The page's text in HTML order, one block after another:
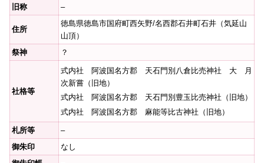
旧称
–
住所
徳島県徳島市国府町西矢野/名西郡石井町石井（気延山
山頂）
祭神
？
社格等
式内社 阿波国名方郡 天石門別八倉比売神社 大 月
次新嘗（旧地）
式内社 阿波国名方郡 天石門別豊玉比売神社（旧地）
式内社 阿波国名方郡 麻能等比古神社（旧地）
札所等
–
御朱印
なし